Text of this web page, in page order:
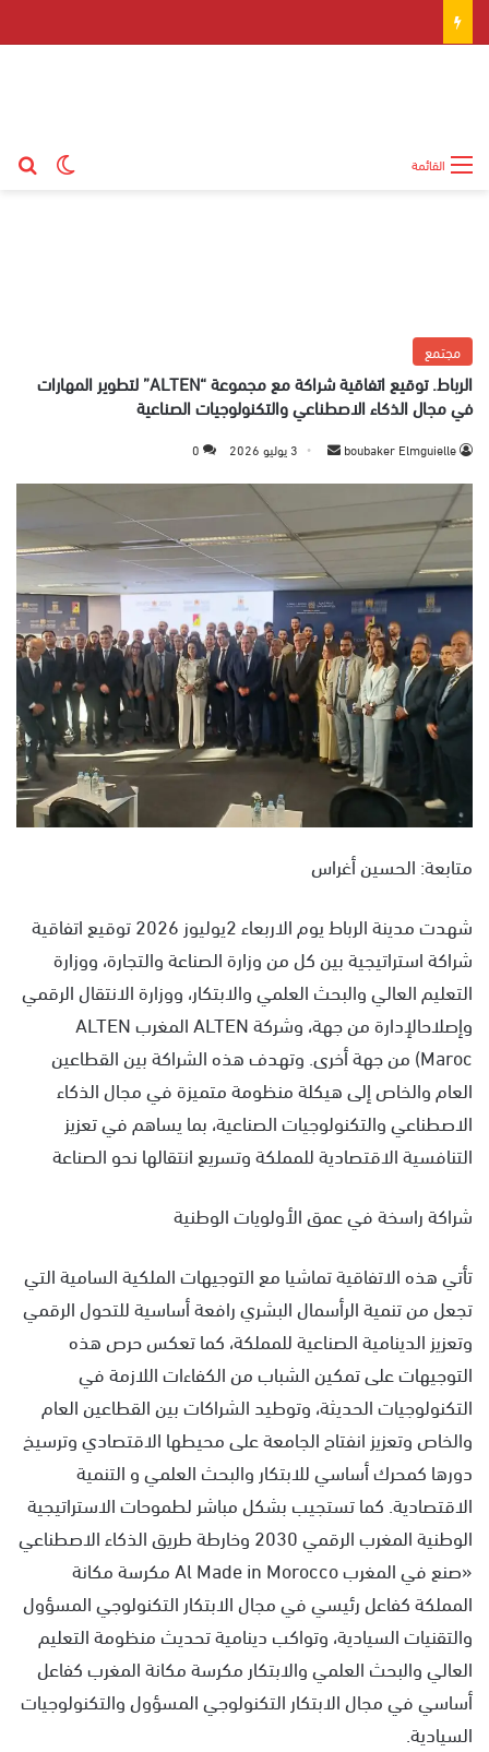
القائمة
مجتمع
الرباط. توقيع اتفاقية شراكة مع مجموعة “ALTEN” لتطوير المهارات
في مجال الذكاء الاصطناعي والتكنولوجيات الصناعية
boubaker Elmguielle
ل
ر
ي
د
ا
إ
ل
ت
ي
3 يوليو 2026 0
متابعة: الحسين أغراس
شهدت مدينة الرباط يوم الاربعاء 2يوليوز 2026 توقيع اتفاقية
شراكة استراتيجية بين كل من وزارة الصناعة والتجارة، ووزارة
التعليم العالي والبحث العلمي والابتكار، ووزارة الانتقال الرقمي
وإصلاحالإدارة من جهة، وشركة ALTEN المغرب ALTEN
Maroc) من جهة أخرى. وتهدف هذه الشراكة بين القطاعين
العام والخاص إلى هيكلة منظومة متميزة في مجال الذكاء
الاصطناعي والتكنولوجيات الصناعية، بما يساهم في تعزيز
التنافسية الاقتصادية للمملكة وتسريع انتقالها نحو الصناعة
شراكة راسخة في عمق الأولويات الوطنية
تأتي هذه الاتفاقية تماشيا مع التوجيهات الملكية السامية التي
تجعل من تنمية الرأسمال البشري رافعة أساسية للتحول الرقمي
وتعزيز الدينامية الصناعية للمملكة، كما تعكس حرص هذه
التوجيهات على تمكين الشباب من الكفاءات اللازمة في
التكنولوجيات الحديثة، وتوطيد الشراكات بين القطاعين العام
والخاص وتعزيز انفتاح الجامعة على محيطها الاقتصادي وترسيخ
دورها كمحرك أساسي للابتكار والبحث العلمي و التنمية
الاقتصادية. كما تستجيب بشكل مباشر لطموحات الاستراتيجية
الوطنية المغرب الرقمي 2030 وخارطة طريق الذكاء الاصطناعي
«صنع في المغرب Al Made in Morocco مكرسة مكانة
المملكة كفاعل رئيسي في مجال الابتكار التكنولوجي المسؤول
والتقنيات السيادية، وتواكب دينامية تحديث منظومة التعليم
العالي والبحث العلمي والابتكار مكرسة مكانة المغرب كفاعل
أساسي في مجال الابتكار التكنولوجي المسؤول والتكنولوجيات
السيادية.